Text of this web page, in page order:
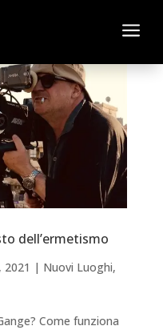
a
dell’ermetismo
2021 | Nuovi Luoghi,
Come funziona